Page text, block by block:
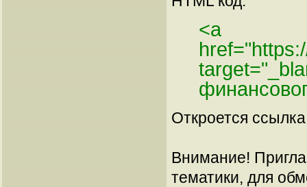
<a
Откроется
Внимание!
тематики, для